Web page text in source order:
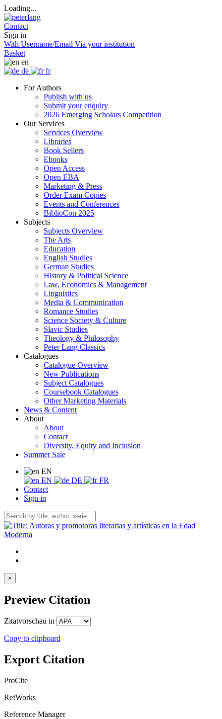
Loading...
Contact
Sign in
With Username/Email Via your institution
Basket
en
de
fr
For Authors
Publish with us
Submit your enquiry
2026 Emerging Scholars Competition
Our Services
Services Overview
Libraries
Book Sellers
Ebooks
Open Access
Open EBA
Marketing & Press
Order Exam Copies
Events and Conferences
BiblioCon 2025
Subjects
Subjects Overview
The Arts
Education
English Studies
German Studies
History & Political Science
Law, Economics & Management
Linguistics
Media & Communication
Romance Studies
Science Society & Culture
Slavic Studies
Theology & Philosophy
Peter Lang Classics
Catalogues
Catalogue Overview
New Publications
Subject Catalogues
Coursebook Catalogues
Other Marketing Materials
News & Content
About
About
Contact
Diversity, Equity and Inclusion
Summer Sale
EN
EN
DE
FR
Contact
Sign in